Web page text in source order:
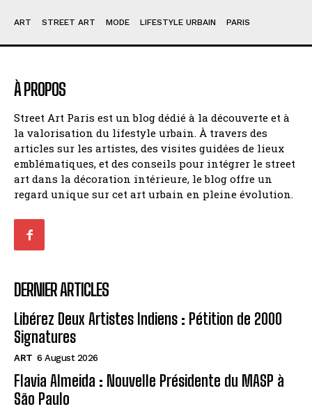
ART STREET ART MODE LIFESTYLE URBAIN PARIS
À PROPOS
Street Art Paris est un blog dédié à la découverte et à
la valorisation du lifestyle urbain. À travers des
articles sur les artistes, des visites guidées de lieux
emblématiques, et des conseils pour intégrer le street
art dans la décoration intérieure, le blog offre un
regard unique sur cet art urbain en pleine évolution.
DERNIER ARTICLES
Libérez Deux Artistes Indiens : Pétition de 2000
Signatures
ART 6 August 2026
Flavia Almeida : Nouvelle Présidente du MASP à
São Paulo